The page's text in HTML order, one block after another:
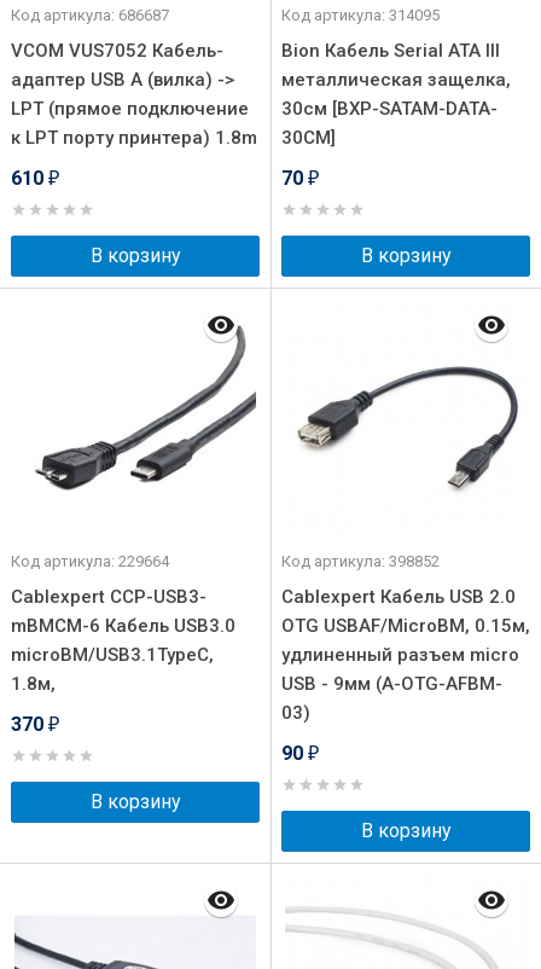
Код артикула: 686687
VCOM VUS7052 Кабель-
адаптер USB A (вилка) ->
LPT (прямое подключение
к LPT порту принтера) 1.8m
610 ₽
В корзину
Код артикула: 314095
Bion Кабель Serial ATA III
металлическая защелка,
30см [BXP-SATAM-DATA-
30CM]
70 ₽
В корзину
Код артикула: 229664
Cablexpert CCP-USB3-
mBMCM-6 Кабель USB3.0
microBM/USB3.1TypeC,
1.8м,
370 ₽
В корзину
Код артикула: 398852
Cablexpert Кабель USB 2.0
OTG USBAF/MicroBM, 0.15м,
удлиненный разъем micro
USB - 9мм (A-OTG-AFBM-
03)
90 ₽
В корзину